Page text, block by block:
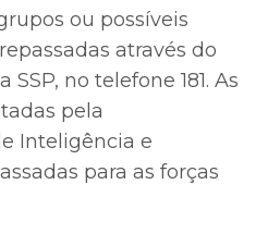
ou possíveis
através do
no telefone 181. As
pela
Inteligência e
para as forças